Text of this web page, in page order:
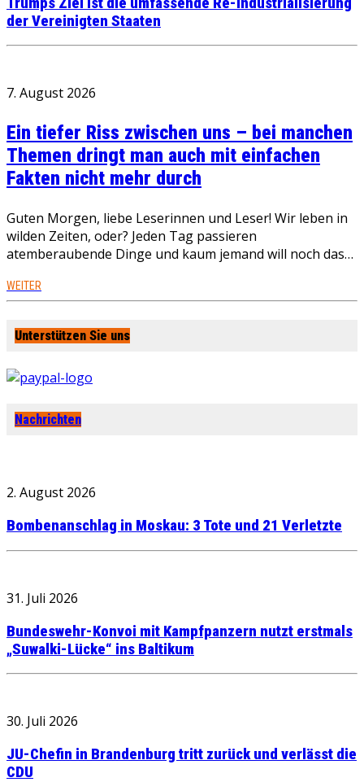
der Vereinigten Staaten
7. August 2026
Ein tiefer Riss zwischen uns – bei manchen
Themen dringt man auch mit einfachen
Fakten nicht mehr durch
Guten Morgen, liebe Leserinnen und Leser! Wir leben in
wilden Zeiten, oder? Jeden Tag passieren
atemberaubende Dinge und kaum jemand will noch das…
WEITER
Unterstützen Sie uns
Nachrichten
2. August 2026
Bombenanschlag in Moskau: 3 Tote und 21 Verletzte
31. Juli 2026
Bundeswehr-Konvoi mit Kampfpanzern nutzt erstmals
„Suwalki-Lücke“ ins Baltikum
30. Juli 2026
JU-Chefin in Brandenburg tritt zurück und verlässt die
CDU